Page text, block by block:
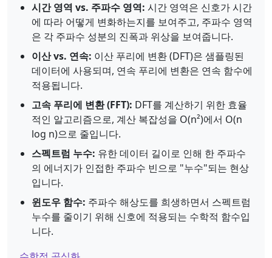
시간 영역 vs. 주파수 영역: 시간 영역은 신호가 시간
에 따라 어떻게 변화하는지를 보여주고, 주파수 영역
은 각 주파수 성분의 진폭과 위상을 보여줍니다.
이산 vs. 연속: 이산 푸리에 변환 (DFT)은 샘플링된
데이터에 사용되며, 연속 푸리에 변환은 연속 함수에
적용됩니다.
고속 푸리에 변환 (FFT): DFT를 계산하기 위한 효율
적인 알고리즘으로, 계산 복잡성을 O(n²)에서 O(n
log n)으로 줄입니다.
스펙트럼 누수: 유한 데이터 길이로 인해 한 주파수
의 에너지가 인접한 주파수 빈으로 "누수"되는 현상
입니다.
윈도우 함수: 주파수 해상도를 희생하면서 스펙트럼
누수를 줄이기 위해 신호에 적용되는 수학적 함수입
니다.